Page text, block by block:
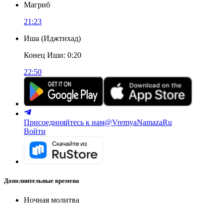
Магриб
21:23
Иша (Иджтихад)
Конец Иши: 0:20
22:50
Присоединяйтесь к нам@VremyaNamazaRu
Войти
Дополнительные времена
Ночная молитва